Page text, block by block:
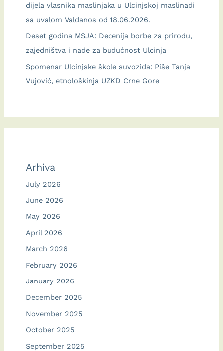
dijela vlasnika maslinjaka u Ulcinjskoj maslinadi
sa uvalom Valdanos od 18.06.2026.
Deset godina MSJA: Decenija borbe za prirodu,
zajedništva i nade za budućnost Ulcinja
Spomenar Ulcinjske škole suvozida: Piše Tanja
Vujović, etnološkinja UZKD Crne Gore
Arhiva
July 2026
June 2026
May 2026
April 2026
March 2026
February 2026
January 2026
December 2025
November 2025
October 2025
September 2025